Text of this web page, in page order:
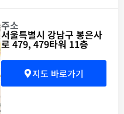
주소
서울특별시 강남구 봉은사
로 479, 479타워 11층
지도 바로가기